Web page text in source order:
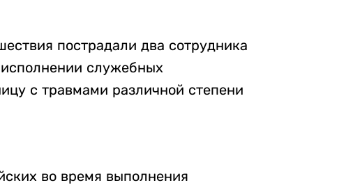
пострадали два сотрудника
служебных
с травмами различной степени
во время выполнения